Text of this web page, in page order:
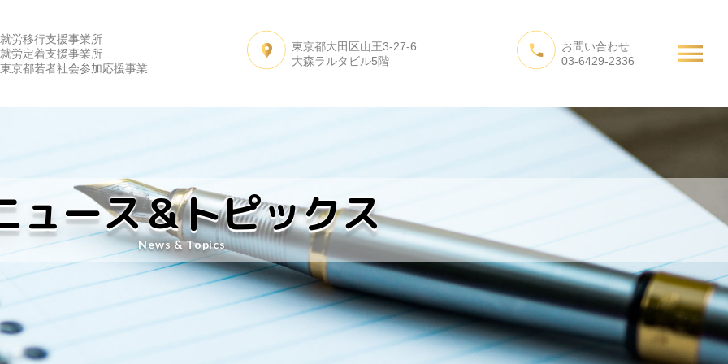
サービス内容 先輩たちの声 私たちの活動 お問い合わせ
就労移行支援事業所
就労定着支援事業所
東京都若者社会参加応援事業
東京都大田区山王3-27-6
大森ラルタビル5階
お問い合わせ
03-6429-2336
ュース＆トピックス
News & Topics